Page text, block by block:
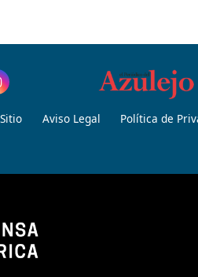
Aviso Legal Política de